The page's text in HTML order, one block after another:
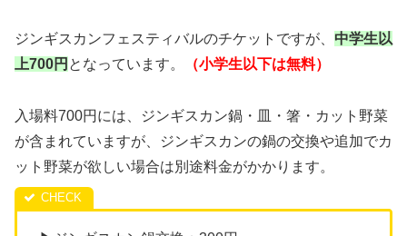
ジンギスカンフェスティバルのチケットですが、 中学生以
上700円 となっています。 （小学生以下は無料）
入場料700円には、ジンギスカン鍋・皿・箸・カット野菜
が含まれていますが、ジンギスカンの鍋の交換や追加でカ
ット野菜が欲しい場合は別途料金がかかります。